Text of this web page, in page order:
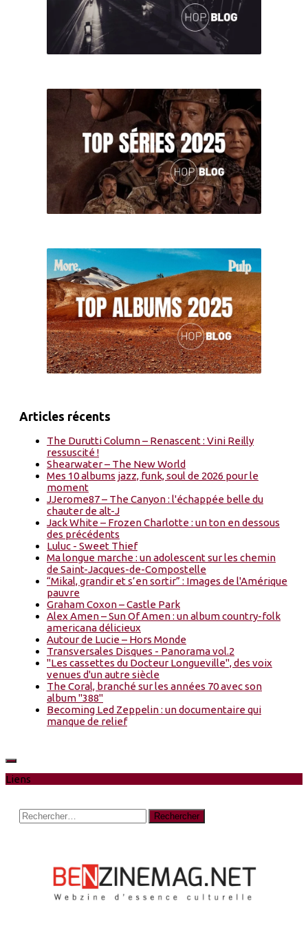
Articles récents
The Durutti Column – Renascent : Vini Reilly
ressuscité !
Shearwater – The New World
Mes 10 albums jazz, funk, soul de 2026 pour le
moment
JJerome87 – The Canyon : l'échappée belle du
chauter de alt-J
Jack White – Frozen Charlotte : un ton en dessous
des précédents
Luluc - Sweet Thief
Ma longue marche : un adolescent sur les chemin
de Saint-Jacques-de-Compostelle
“Mikal, grandir et s’en sortir” : Images de l'Amérique
pauvre
Graham Coxon – Castle Park
Alex Amen – Sun Of Amen : un album country-folk
americana délicieux
Autour de Lucie – Hors Monde
Transversales Disques - Panorama vol.2
"Les cassettes du Docteur Longueville", des voix
venues d'un autre siècle
The Coral, branché sur les années 70 avec son
album "388"
Becoming Led Zeppelin : un documentaire qui
manque de relief
Liens
Rechercher :